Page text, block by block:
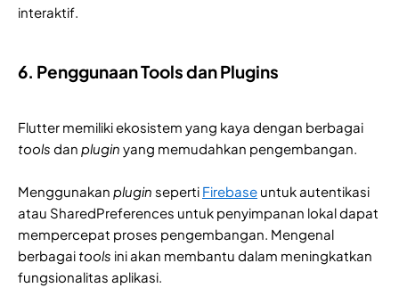
interaktif.
6. Penggunaan Tools dan Plugins
Flutter memiliki ekosistem yang kaya dengan berbagai
tools dan plugin yang memudahkan pengembangan.
Menggunakan plugin seperti Firebase untuk autentikasi
atau SharedPreferences untuk penyimpanan lokal dapat
mempercepat proses pengembangan. Mengenal
berbagai tools ini akan membantu dalam meningkatkan
fungsionalitas aplikasi.